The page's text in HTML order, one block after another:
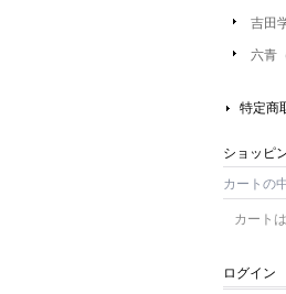
吉田
六青
特定商
ショッピ
カートの
カート
ログイン